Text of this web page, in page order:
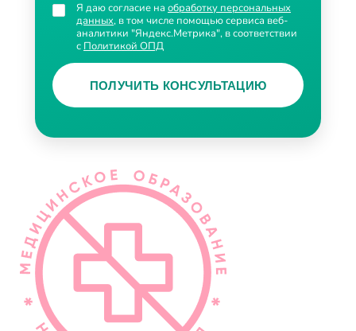
Я даю согласие на обработку персональных
данных, в том числе помощью сервиса веб-
аналитики "Яндекс.Метрика", в соответствии
с Политикой ОПД
ПОЛУЧИТЬ КОНСУЛЬТАЦИЮ